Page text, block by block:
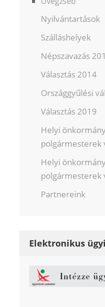
Nyilvántartások
Szálláshelyek
Népszavazás
Választás 2014
Országgyűlési
Választás 2019
Helyi
polgármesterek
Helyi
polgármesterek
Partnereink
Elektronikus